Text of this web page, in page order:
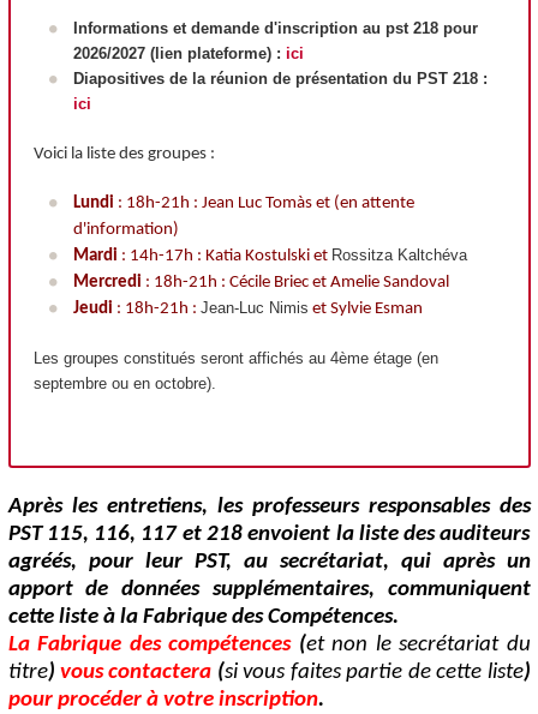
Informations et demande d'inscription au pst 218 pour
2026/2027 (lien plateforme) : ici
Diapositives de la réunion de présentation du PST 218 :
ici
Voici la liste des groupes :
Lundi : 18h-21h : Jean Luc Tomàs et (en attente
d'information)
Mardi : 14h-17h : Katia Kostulski et Rossitza Kaltchéva
Mercredi : 18h-21h : Cécile Briec et Amelie Sandoval
Jeudi : 18h-21h : Jean-Luc Nimis et Sylvie Esman
Les groupes constitués seront affichés au 4ème étage (en
septembre ou en octobre).
Après les entretiens, les professeurs responsables des
PST 115, 116, 117 et 218 envoient la liste des auditeurs
agréés, pour leur PST, au secrétariat, qui après un
apport de données supplémentaires, communiquent
cette liste à la Fabrique des Compétences.
La Fabrique des compétences (et non le secrétariat du
titre) vous contactera (si vous faites partie de cette liste)
pour procéder à votre inscription.